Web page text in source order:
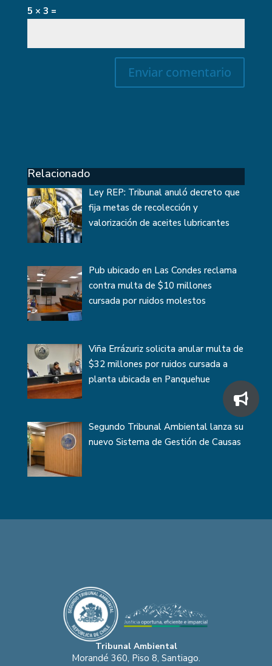
5 × 3 =
Relacionado
Ley REP: Tribunal anuló decreto que
fija metas de recolección y
valorización de aceites lubricantes
Pub ubicado en Las Condes reclama
contra multa de $10 millones
cursada por ruidos molestos
Viña Errázuriz solicita anular multa de
$32 millones por ruidos cursada a
planta ubicada en Panquehue
Segundo Tribunal Ambiental lanza su
nuevo Sistema de Gestión de Causas
Tribunal Ambiental
Morandé 360, Piso 8, Santiago.